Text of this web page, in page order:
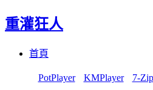
重灌狂人
首頁
PotPlayer KMPlayer 7-Zip